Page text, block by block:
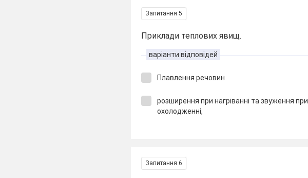
Запитання 5
Приклади теплових явищ.
варіанти відповідей
Плавлення речовин
розширення при нагріванні та звуження при
охолодженні,
Запитання 6